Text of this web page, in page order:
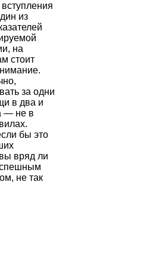
из
на
стоит
за одни
в два и
— не в
бы это
вряд ли
не так